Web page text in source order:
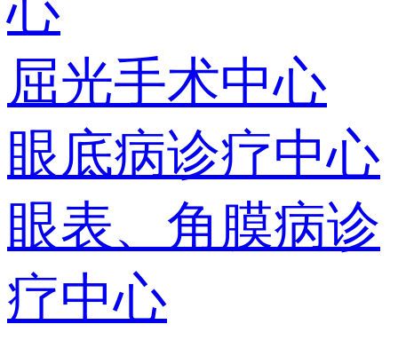
屈光手术中心
眼底病诊疗中心
眼表、角膜病诊
疗中心